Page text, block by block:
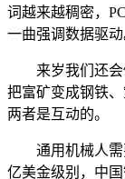
词越来越稠密，
一曲强调数据驱动
来岁我们还会
把富矿变成钢铁
两者是互动的。
通用机械人需
亿美金级别，中